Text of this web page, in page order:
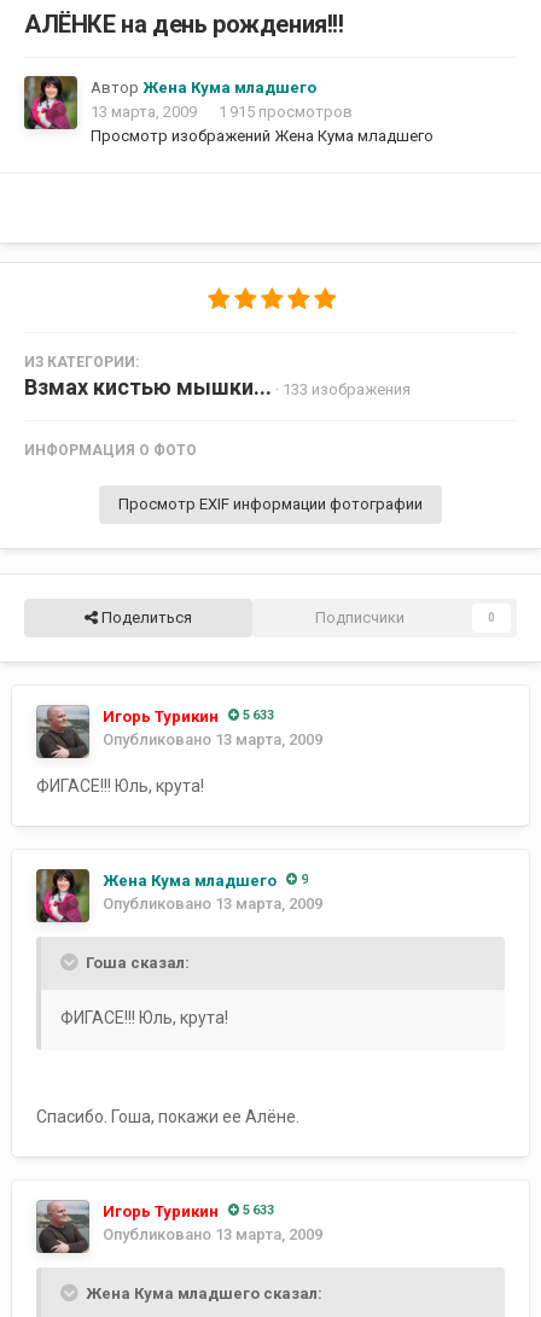
АЛЁНКЕ на день рождения!!!
Автор Жена Кума младшего
13 марта, 2009
1 915 просмотров
Просмотр изображений Жена Кума младшего
ИЗ КАТЕГОРИИ:
Взмах кистью мышки... · 133 изображения
ИНФОРМАЦИЯ О ФОТО
Просмотр EXIF информации фотографии
Поделиться Подписчики 0
Игорь Турикин 5 633
Опубликовано 13 марта, 2009
ФИГАСЕ!!! Юль, крута!
Жена Кума младшего 9
Опубликовано 13 марта, 2009
Гоша сказал:
ФИГАСЕ!!! Юль, крута!
Спасибо. Гоша, покажи ее Алёне.
Игорь Турикин 5 633
Опубликовано 13 марта, 2009
Жена Кума младшего сказал: